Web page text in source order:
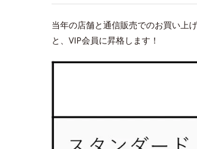
当年の店舗と通信販売でのお買い上
と、VIP会員に昇格します！